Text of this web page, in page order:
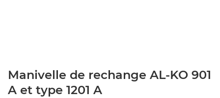
Manivelle de rechange AL-KO 901
A et type 1201 A